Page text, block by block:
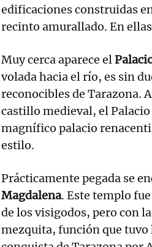
edificaciones construidas
recinto amurallado. En
Muy cerca aparece el
volada hacia el río, es sin
reconocibles de Tarazona.
castillo medieval, el Palacio
magnífico palacio
estilo.
Prácticamente pegada se
Magdalena. Este templo
de los visigodos, pero con
mezquita, función que tuvo